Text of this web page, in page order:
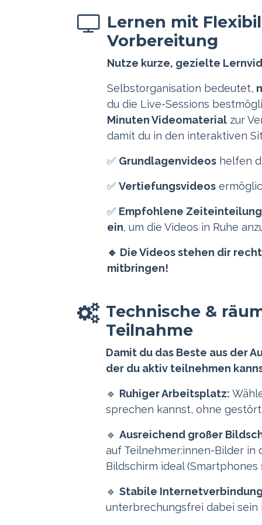
Lernen mit
Vorbereitung
Nutze kurze, gezielte
Selbstorganisation bedeutet,
du die Live-Sessions
Minuten Videomaterial zur
damit du in den interaktiven
✅ Grundlagenvideos helfen
✅ Vertiefungsvideos
✅ Empfohlene
ein, um die Videos in Ruhe
🔹 Die Videos stehen dir
mitbringen!
Technische &
Teilnahme
Damit du das Beste aus der
der du aktiv teilnehmen
🔹 Ruhiger Arbeitsplatz:
sprechen kannst, ohne
🔹 Ausreichend großer
auf Teilnehmer:innen-Bilder
Bildschirm ideal
🔹 Stabile
unterbrechungsfrei dabei sein